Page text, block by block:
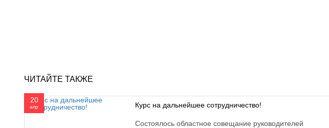
ЧИТАЙТЕ ТАКЖЕ
20
апр Курс на дальнейшее сотрудничество!
Состоялось областное совещание руководителей